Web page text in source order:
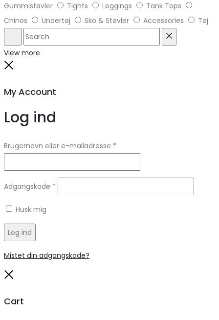
Gummistøvler
Tights Leggings
Tank Tops
Chinos
Undertøj Sko & Støvler Accessories Tøj
Search
View more
My Account
Log ind
Brugernavn eller e-mailadresse *
Adgangskode *
Husk mig
Log ind
Mistet din adgangskode?
Cart